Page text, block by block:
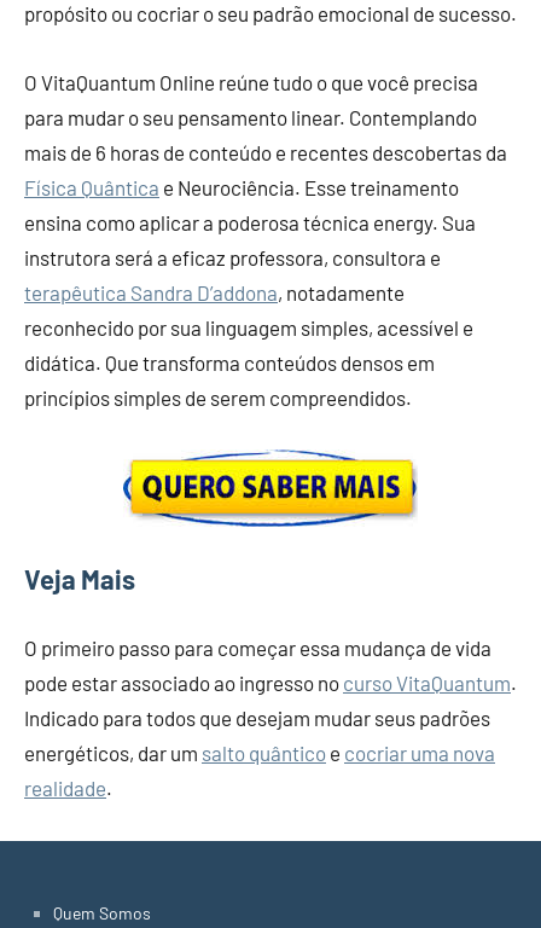
propósito ou cocriar o seu padrão emocional de sucesso.
O VitaQuantum Online reúne tudo o que você precisa
para mudar o seu pensamento linear. Contemplando
mais de 6 horas de conteúdo e recentes descobertas da
Física Quântica e Neurociência. Esse treinamento
ensina como aplicar a poderosa técnica energy. Sua
instrutora será a eficaz professora, consultora e
terapêutica Sandra D’addona, notadamente
reconhecido por sua linguagem simples, acessível e
didática. Que transforma conteúdos densos em
princípios simples de serem compreendidos.
Veja Mais
O primeiro passo para começar essa mudança de vida
pode estar associado ao ingresso no curso VitaQuantum.
Indicado para todos que desejam mudar seus padrões
energéticos, dar um salto quântico e cocriar uma nova
realidade.
Quem Somos